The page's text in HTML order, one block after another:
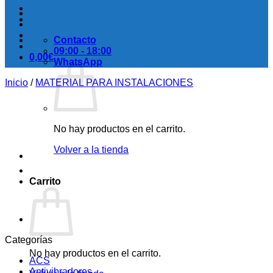
0,00€
No hay productos en el carrito.
Volver a la tienda
Carrito
No hay productos en el carrito.
Contacto
09:00 - 18:00
WhatsApp
Inicio / MATERIAL PARA INSTALACIONES
Categorías
ACS